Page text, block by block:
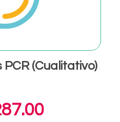
PCR (Cualitativo)